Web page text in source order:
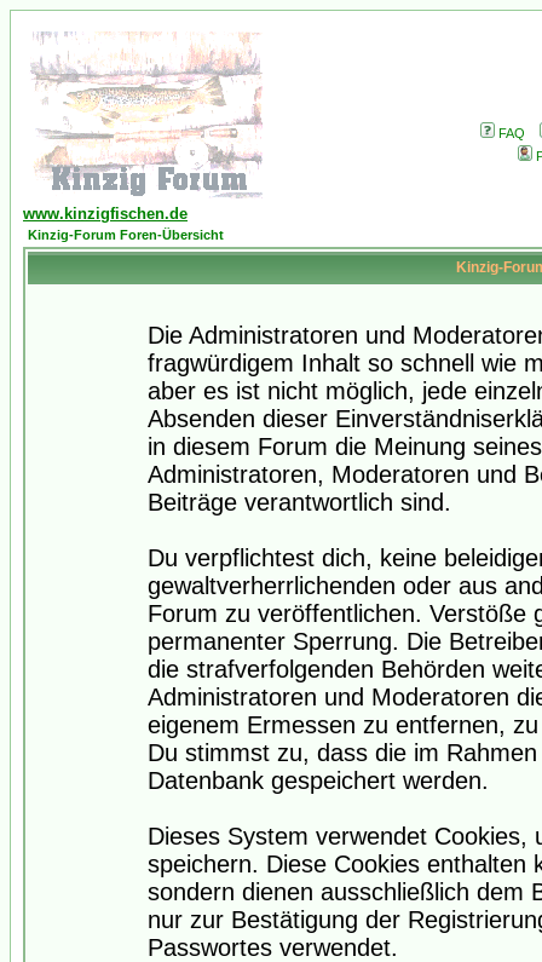
FAQ
www.kinzigfischen.de
Kinzig-Forum Foren-Übersicht
Kinzig-
Die Administratoren und
fragwürdigem Inhalt so schnell wie
aber es ist nicht möglich, jede
Absenden dieser
in diesem Forum die Meinung
Administratoren, Moderatoren und
Beiträge verantwortlich sind.
Du verpflichtest dich, keine
gewaltverherrlichenden oder aus
Forum zu veröffentlichen. Verstöße
permanenter Sperrung. Die
die strafverfolgenden Behörden
Administratoren und Moderatoren
eigenem Ermessen zu entfernen,
Du stimmst zu, dass die im
Datenbank gespeichert werden.
Dieses System verwendet
speichern. Diese Cookies enthalten
sondern dienen ausschließlich dem
nur zur Bestätigung der
Passwortes verwendet.